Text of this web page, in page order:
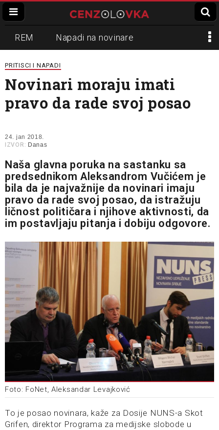
REM Napadi na novinare
Zvučni top
Propaganda Lokalni mediji
Informer Slavko Ćuruvija
PRITISCI I NAPADI
Novinari moraju imati
pravo da rade svoj posao
24. jan 2018.
IZVOR: Danas
Naša glavna poruka na sastanku sa
predsednikom Aleksandrom Vučićem je
bila da je najvažnije da novinari imaju
pravo da rade svoj posao, da istražuju
ličnost političara i njihove aktivnosti, da
im postavljaju pitanja i dobiju odgovore.
Foto: FoNet, Aleksandar Levajković
To je posao novinara, kaže za Dosije NUNS-a Skot
Grifen, direktor Programa za medijske slobode u